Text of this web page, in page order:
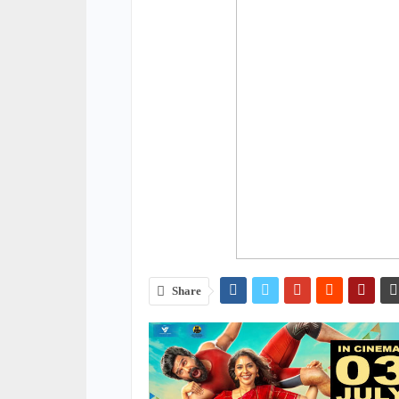
Share